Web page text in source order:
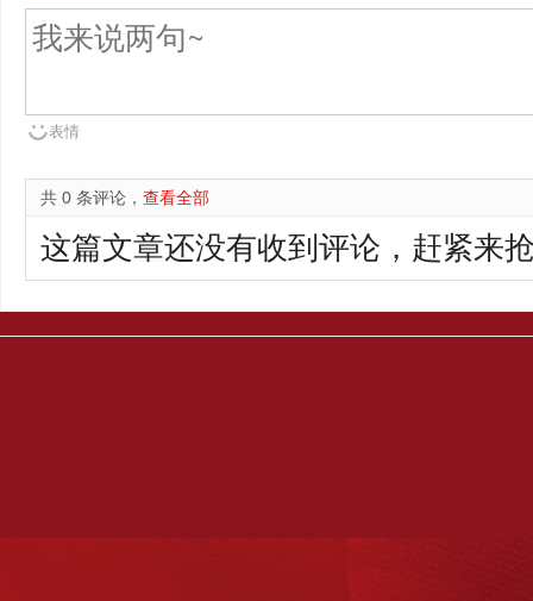
表情
共 0 条评论， 查看全部
这篇文章还没有收到评论，赶紧来